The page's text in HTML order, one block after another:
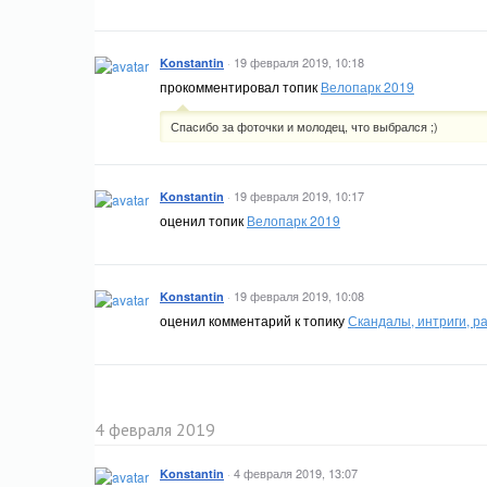
Konstantin · 19 февраля 2019, 10:18
прокомментировал топик Велопарк 2019
Спасибо за фоточки и молодец, что выбрался ;)
Konstantin · 19 февраля 2019, 10:17
оценил топик Велопарк 2019
Konstantin · 19 февраля 2019, 10:08
оценил комментарий к топикуСкандалы, интриги,
4 февраля 2019
Konstantin · 4 февраля 2019, 13:07